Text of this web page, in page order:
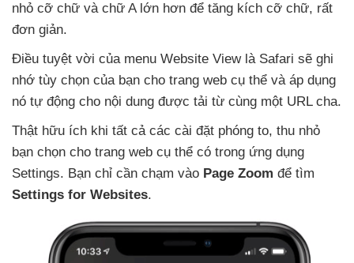
nhỏ cỡ chữ và chữ A lớn hơn để tăng kích cỡ chữ, rất
đơn giản.
Điều tuyệt vời của menu Website View là Safari sẽ ghi
nhớ tùy chọn của bạn cho trang web cụ thể và áp dụng
nó tự động cho nội dung được tải từ cùng một URL cha.
Thật hữu ích khi tất cả các cài đặt phóng to, thu nhỏ
bạn chọn cho trang web cụ thể có trong ứng dụng
Settings. Bạn chỉ cần chạm vào Page Zoom để tìm
Settings for Websites.